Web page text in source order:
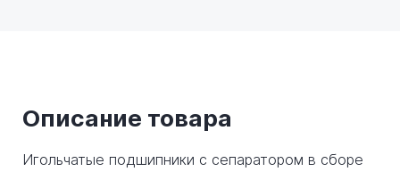
Описание товара
Игольчатые подшипники с сепаратором в сборе